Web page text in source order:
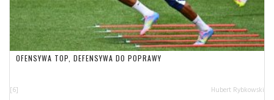
OFENSYWA TOP, DEFENSYWA DO POPRAWY
[6] Hubert Rybkowski